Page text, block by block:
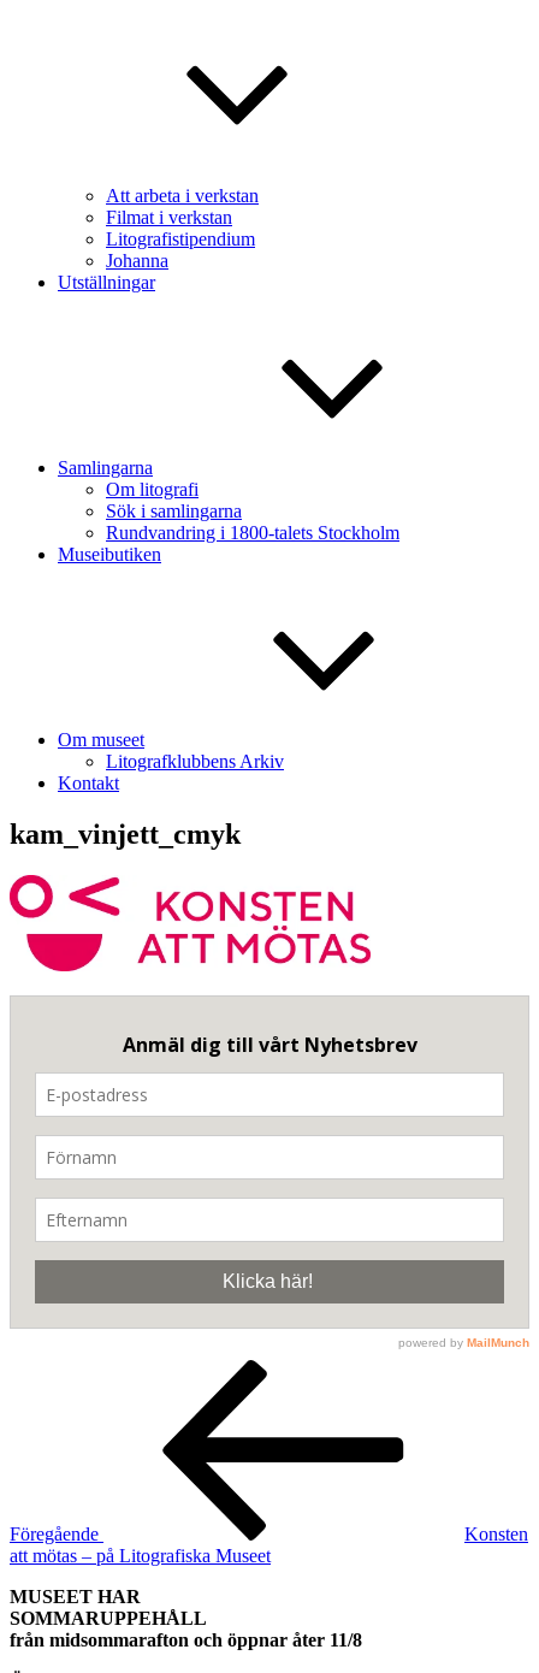
Att arbeta i verkstan
Filmat i verkstan
Litografistipendium
Johanna
Utställningar
Samlingarna
Om litografi
Sök i samlingarna
Rundvandring i 1800-talets Stockholm
Museibutiken
Om museet
Litografklubbens Arkiv
Kontakt
kam_vinjett_cmyk
Inläggsnavigering
Föregående
Konsten
att mötas – på Litografiska Museet
MUSEET HAR
SOMMARUPPEHÅLL
från midsommarafton och öppnar åter 11/8